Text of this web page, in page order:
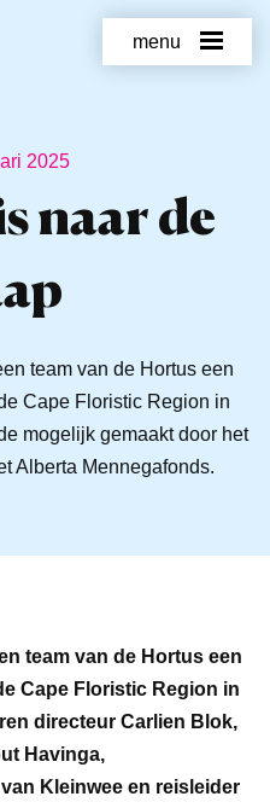
menu
2025
naar de
team van de Hortus een
Cape Floristic Region in
mogelijk gemaakt door het
Alberta Mennegafonds.
team van de Hortus een
Cape Floristic Region in
directeur Carlien Blok,
Havinga,
Kleinwee en reisleider